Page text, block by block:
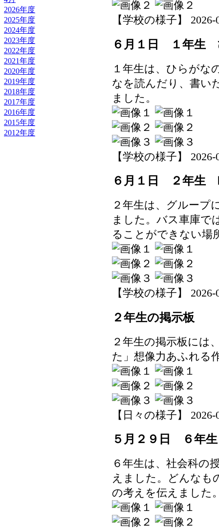
2026年度
2025年度
2024年度
2023年度
2022年度
2021年度
2020年度
2019年度
2018年度
2017年度
2016年度
2015年度
2012年度
【学校の様子】
６月１日 １年生
１年生は、ひらがな
なを読んだり、書い
ました。
【学校の様子】
６月１日 ２年生
２年生は、グループ
ました。バス車庫で
ることができない場
【学校の様子】
２年生の掲示板
２年生の掲示板には
た」想像力あふれる
【日々の様子】
５月２９日 ６年
６年生は、社会科の
えました。どんなも
の考えを伝えました